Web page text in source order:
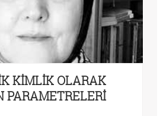
KİMLİK OLARAK
PARAMETRELERİ